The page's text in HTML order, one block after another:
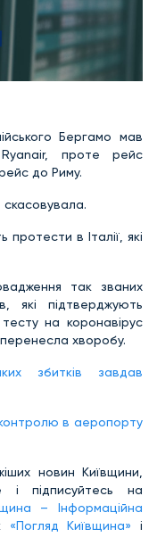
Бергамо мав
Ryanair, проте рейс
до Риму.
скасовувала.
в Італії, які
так званих
які підтверджують
на коронавірус
хворобу.
збитків завдав
в аеропорту
новин Київщини,
і підписуйтесь на
– Інформаційна
«Погляд Київщина» і